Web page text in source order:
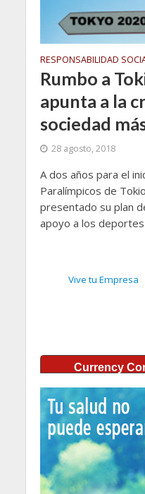
RESPONSABILIDAD
Rumbo a
apunta a la
sociedad
28 agosto, 2018
A dos años para el
Paralímpicos de
presentado su plan
apoyo a los
Vive tu Empresa
Currency